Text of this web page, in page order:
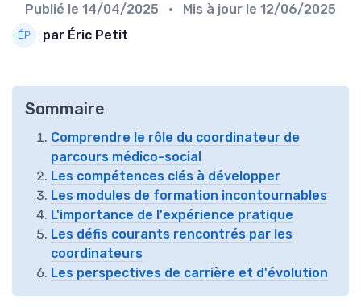
Publié le 14/04/2025 • Mis à jour le 12/06/2025
par Éric Petit
Sommaire
Comprendre le rôle du coordinateur de
parcours médico-social
Les compétences clés à développer
Les modules de formation incontournables
L'importance de l'expérience pratique
Les défis courants rencontrés par les
coordinateurs
Les perspectives de carrière et d'évolution